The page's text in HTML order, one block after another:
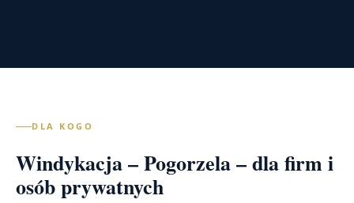
DLA KOGO
Windykacja – Pogorzela – dla firm i
osób prywatnych